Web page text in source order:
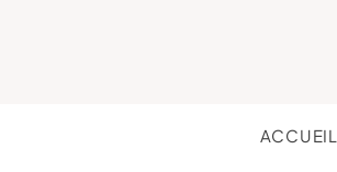
ACCUEIL